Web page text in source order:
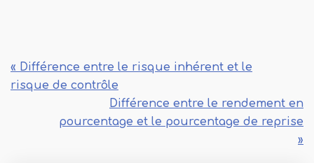
« Différence entre le risque inhérent et le
risque de contrôle
Différence entre le rendement en
pourcentage et le pourcentage de reprise
»